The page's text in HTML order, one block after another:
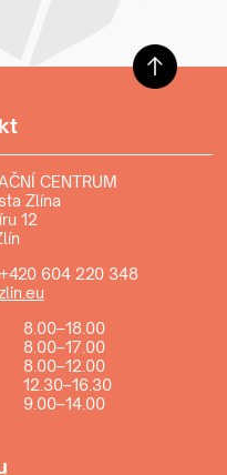
CENTRUM
Zlína
12
+420 604 220 348
8.00–18.00
8.00–17.00
8.00–12.00
12.30–16.30
9.00–14.00